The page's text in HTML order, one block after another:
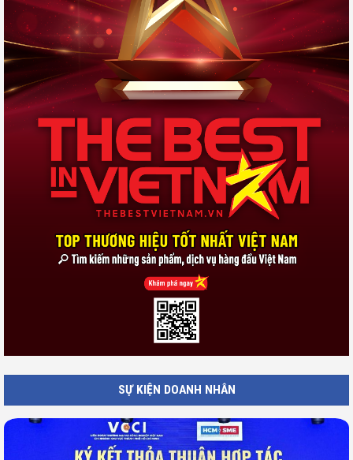
SỰ KIỆN DOANH NHÂN